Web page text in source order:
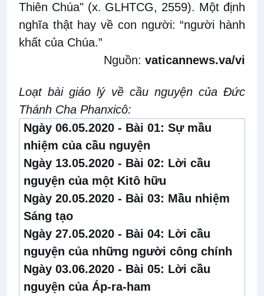
Thiên Chúa" (x. GLHTCG, 2559). Một định
nghĩa thật hay về con người: “người hành
khất của Chúa.”
Nguồn: vaticannews.va/vi
Loạt bài giáo lý về cầu nguyện của Đức
Thánh Cha Phanxicô:
Ngày 06.05.2020 - Bài 01:Sự mầu
nhiệm của cầu nguyện
Ngày 13.05.2020 - Bài 02: Lời cầu
nguyện của một Kitô hữu
Ngày 20.05.2020 - Bài 03: Mầu nhiệm
Sáng tạo
Ngày 27.05.2020 - Bài 04: Lời cầu
nguyện của những người công chính
Ngày 03.06.2020 - Bài 05: Lời cầu
nguyện của Áp-ra-ham